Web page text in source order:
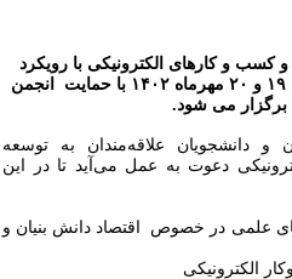
و کارهای الکترونیکی با رویکرد
و ۲۰ مهرماه ۱۴۰۲
با حمایت انجمن
می شود.
و دانشجویانعلاقه‌مندانبه توسعه
دعوت به عمل می‌آید تا در این
در خصوص اقتصاد دانش بنیان و
الکترونیکی